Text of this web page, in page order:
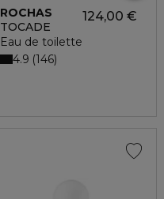
ROCHAS
TOCADE
Eau de toilette
124,00 €
4.9 146